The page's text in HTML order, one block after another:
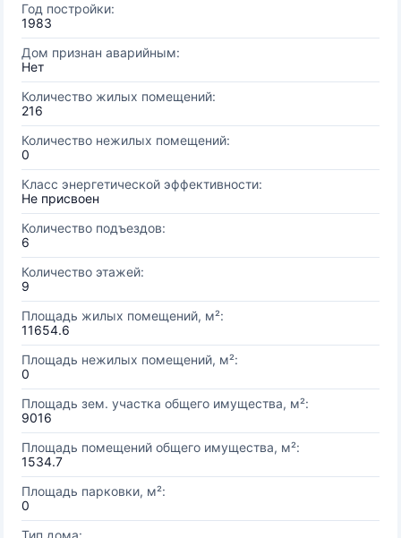
Год постройки:
1983
Дом признан аварийным:
Нет
Количество жилых помещений:
216
Количество нежилых помещений:
0
Класс энергетической эффективности:
Не присвоен
Количество подъездов:
6
Количество этажей:
9
Площадь жилых помещений, м²:
11654.6
Площадь нежилых помещений, м²:
0
Площадь зем. участка общего имущества, м²:
9016
Площадь помещений общего имущества, м²:
1534.7
Площадь парковки, м²:
0
Тип дома: